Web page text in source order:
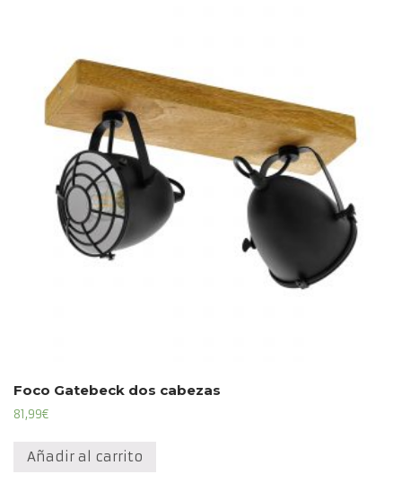
Foco Gatebeck dos cabezas
81,99€
Añadir al carrito